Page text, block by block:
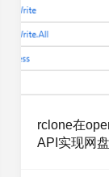
rclone在
API实现网